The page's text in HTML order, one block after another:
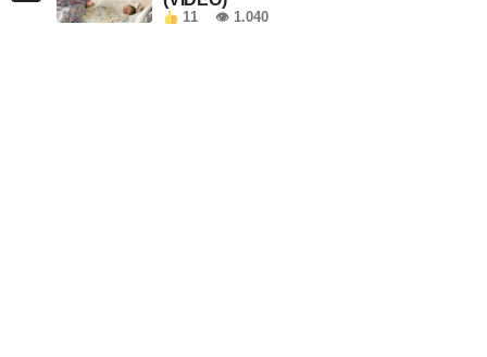
11 👁 1.040